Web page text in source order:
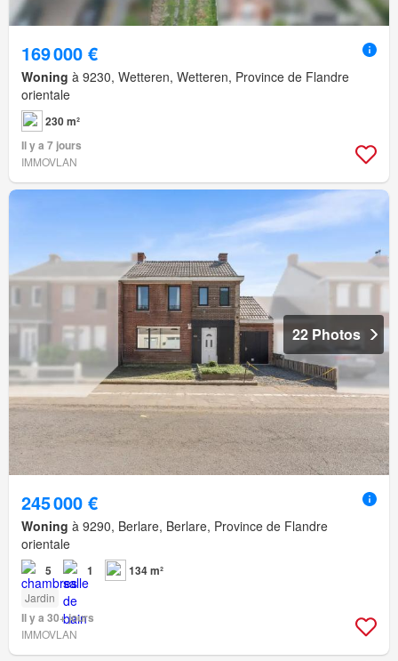
169 000 €
Woning à 9230, Wetteren, Wetteren, Province de Flandre
orientale
230 m²
Il y a 7 jours
IMMOVLAN
22 Photos
245 000 €
Woning à 9290, Berlare, Berlare, Province de Flandre
orientale
5 1 134 m²
Jardin
Il y a 30+ jours
IMMOVLAN